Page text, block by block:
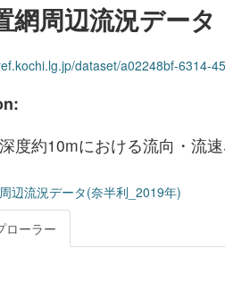
網周辺流況データ
dataset/a02248bf-6314-453c-8071-
度約10mにおける流向・流
辺流況データ(奈半利_2019年)
ローラー